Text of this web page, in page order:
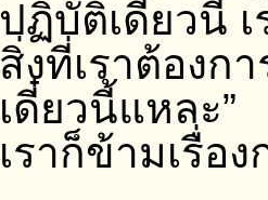
ปฏิบัติเดี๋ยวนี้ เ
สิ่งที่เราต้องก
เดี๋ยวนี้แหละ”
เราก็ข้ามเรื่อ